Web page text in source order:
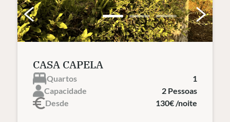
CASA CAPELA
Quartos
1
Capacidade
2 Pessoas
Desde
130€ /noite